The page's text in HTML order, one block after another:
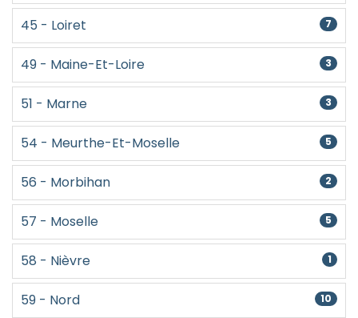
45 - Loiret 7
49 - Maine-Et-Loire 3
51 - Marne 3
54 - Meurthe-Et-Moselle 5
56 - Morbihan 2
57 - Moselle 5
58 - Nièvre 1
59 - Nord 10